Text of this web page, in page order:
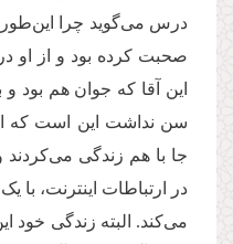
درس می‌گوید چرا
صحبت کرده بود و از او
این آقا که جوان هم بود
سن نداشت این است که
جا با هم زندگی می‌کردند
در ارتباطات اینترنت، با
می‌کند. البته زندگی خود